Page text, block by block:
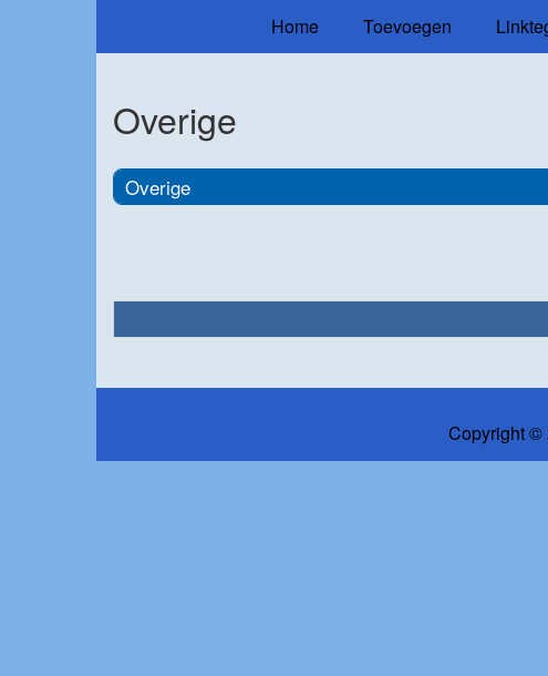
Home Toevoegen
Overige
Overige
Copyright ©